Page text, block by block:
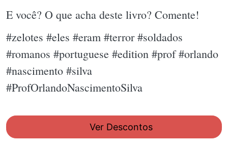
E você? O que acha deste livro? Comente!
#zelotes #eles #eram #terror #soldados
#romanos #portuguese #edition #prof #orlando
#nascimento #silva
#ProfOrlandoNascimentoSilva
Ver Descontos